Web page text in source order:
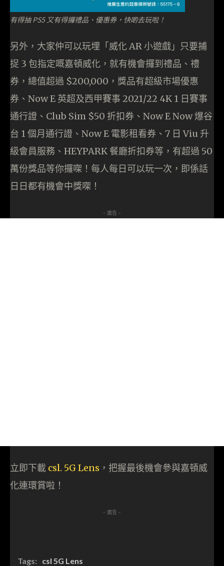
有得抽 PS5 又有得攞禮品、優惠券，快啲去玩啦！
另外，大家仲可以玩埋「威化 AR 小遊戲」只要捕
捉 3 包指定嘅嘉頓威化，就有機會攞到禮品、禮
券，總值超過 $200,000，獎品有超級市場優惠
券、Now E 英超及西甲賽事 2021/22 4K 1 日賽事
通行證、Club Sim $50 折扣券、Now E Now 爆谷
台 1 個月通行證、Now E 電影租看券、7 日 Viu 升
級會員服務、HEYPARK 餐廳折扣券等，有超過 50
萬份獎品等你攞㗎！每人每日可以玩一次，即係話
日日都有機會中獎㗎！
- 廣告 -
立即下載 csl. 5G Lens ，把握最後機會參與嘉頓威
化連環賞啦！
- 廣告 -
Tags: csl 5G Lens